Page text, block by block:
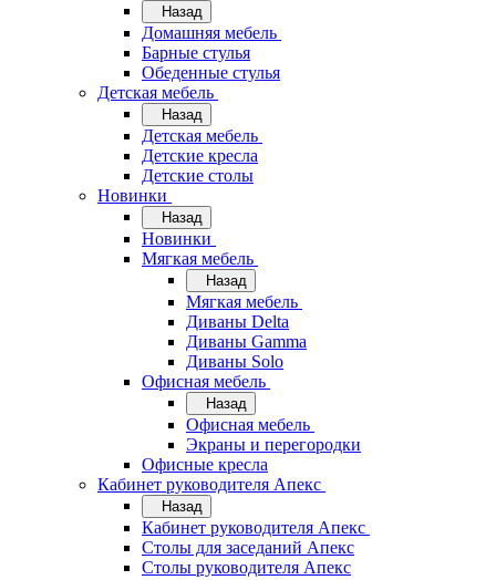
Назад
Домашняя мебель
Барные стулья
Обеденные стулья
Детская мебель
Назад
Детская мебель
Детские кресла
Детские столы
Новинки
Назад
Новинки
Мягкая мебель
Назад
Мягкая мебель
Диваны Delta
Диваны Gamma
Диваны Solo
Офисная мебель
Назад
Офисная мебель
Экраны и перегородки
Офисные кресла
Кабинет руководителя Апекс
Назад
Кабинет руководителя Апекс
Столы для заседаний Апекс
Столы руководителя Апекс